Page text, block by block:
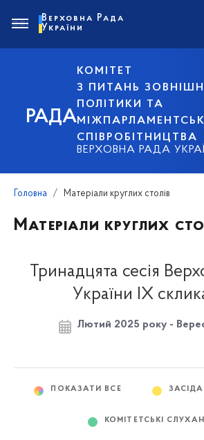
РАДА
КОМІТЕТ
З ПИТАНЬ
ПОЛІТИКИ ТА
СПІВРОБІТНИЦТВА
ВЕРХОВНА РАДА
Верховна Рада
України
Головна Матеріали круглих столів
Матеріали круглих
Тринадцята сесія
України IX
Лютий 2025 року -
ПОКАЗАТИ ВСЕ
КОМІТЕТСЬКІ